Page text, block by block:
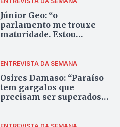
Júnior Geo: “o
parlamento me trouxe
maturidade. Estou
ENTREVISTA DA SEMANA
Osires Damaso: “Paraíso
tem gargalos que
precisam ser superados;